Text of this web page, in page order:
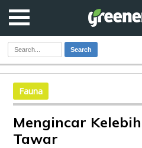
Search
Fauna
Mengincar
Tawar